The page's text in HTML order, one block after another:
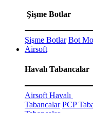
Şişme Botlar
Şişme Botlar Bot
Airsoft
Havalı Tabancalar
Airsoft Havalı
Tabancalar PCP